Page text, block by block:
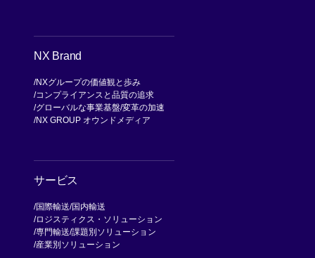
NX Brand
NXグループの価値観と歩み
コンプライアンスと品質の追求
グローバルな事業基盤 変革の加速
NX GROUP オウンドメディア
サービス
国際輸送 国内輸送
ロジスティクス・ソリューション
専門輸送 課題別ソリューション
産業別ソリューション